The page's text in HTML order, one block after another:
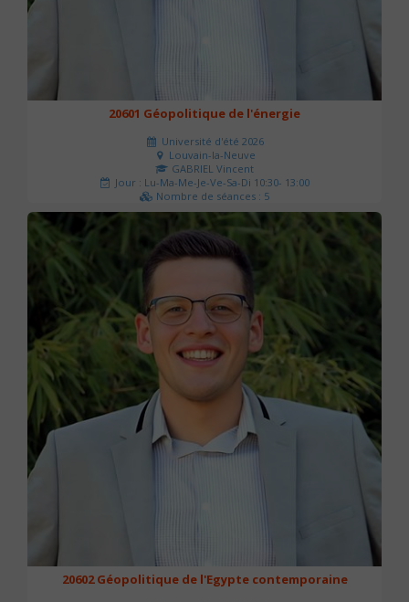
20601 Géopolitique de l'énergie
Université d'été 2026
Louvain-la-Neuve
GABRIEL Vincent
Jour : Lu-Ma-Me-Je-Ve-Sa-Di 10:30- 13:00
Nombre de séances : 5
120 €
20602 Géopolitique de l'Egypte contemporaine